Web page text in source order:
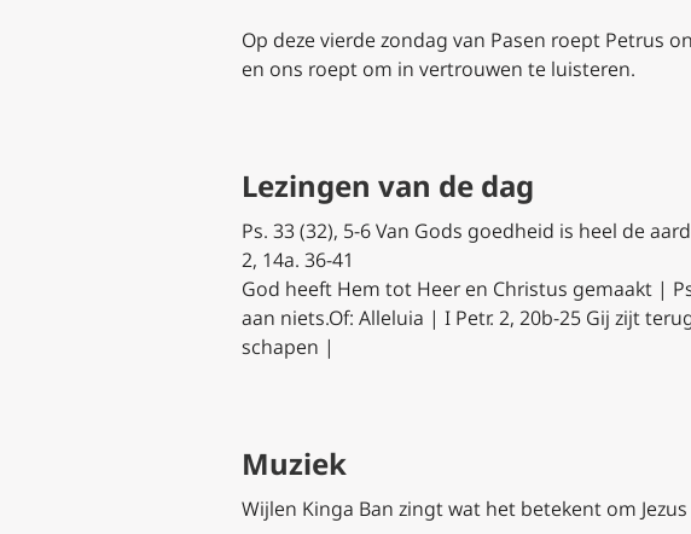
Op deze vierde zondag van Pasen roept Petrus
en ons roept om in vertrouwen te luisteren.
Lezingen van de dag
Ps. 33 (32), 5-6 Van Gods goedheid is heel de
2, 14a. 36-41
God heeft Hem tot Heer en Christus gemaakt |
aan niets.Of: Alleluia | I Petr. 2, 20b-25 Gij zijt
schapen |
Muziek
Wijlen Kinga Ban zingt wat het betekent om